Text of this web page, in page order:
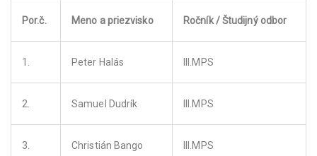
Por.č. Meno a priezvisko Ročník / Študijný odbor
1. Peter Halás III.MPS
2. Samuel Dudrík III.MPS
3. Christián Bango III.MPS